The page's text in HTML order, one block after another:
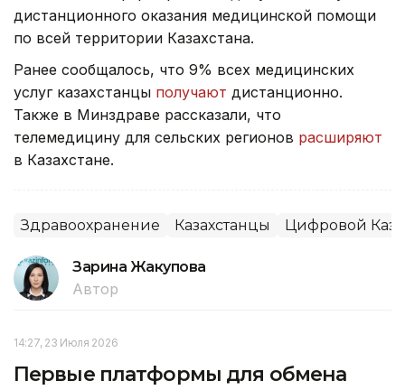
дистанционного оказания медицинской помощи
по всей территории Казахстана.
Ранее сообщалось, что 9% всех медицинских
услуг казахстанцы получают дистанционно.
Также в Минздраве рассказали, что
телемедицину для сельских регионов расширяют
в Казахстане.
Здравоохранение Казахстанцы Цифровой
Зарина Жакупова
Автор
14:27, 23 Июля 2026
Первые платформы для обмена